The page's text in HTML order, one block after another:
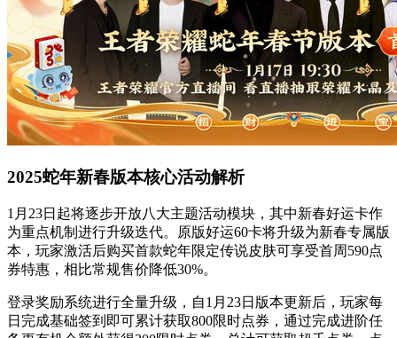
2025蛇年新春版本核心活动解析
1月23日起将逐步开放八大主题活动模块，其中新春好运卡作
为重点机制进行升级迭代。原版好运60卡将升级为新春专属版
本，玩家激活后购买首款蛇年限定传说皮肤可享受首周590点
券特惠，相比常规售价降低30%。
登录奖励系统进行全量升级，自1月23日版本更新后，玩家每
日完成基础签到即可累计获取800限时点券，通过完成进阶任